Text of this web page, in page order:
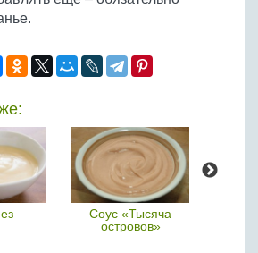
Соус «Тысяча
островов»